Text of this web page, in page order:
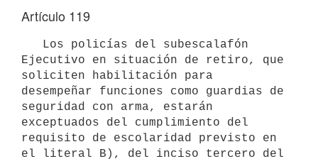
Artículo 119
Ejecutivo en situación de retiro, que
soliciten habilitación para
desempeñar funciones como guardias de
seguridad con arma, estarán
exceptuados del cumplimiento del
requisito de escolaridad previsto en
el literal B), del inciso tercero del